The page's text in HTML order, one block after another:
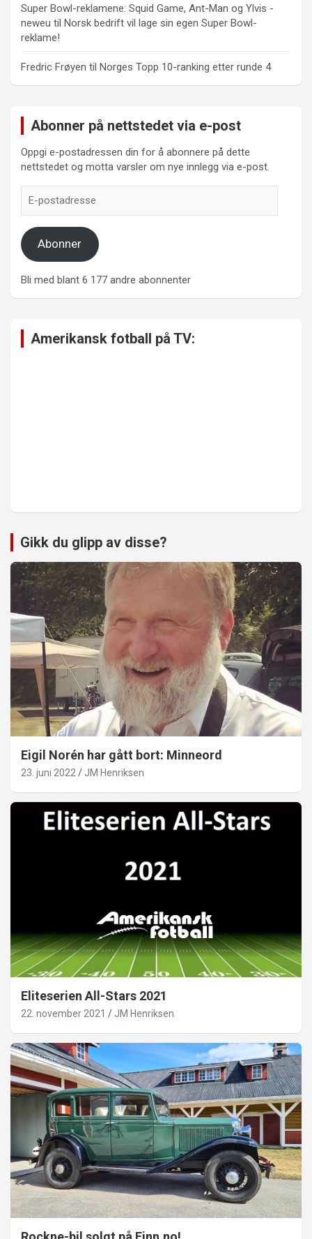
Super Bowl-reklamene: Squid Game, Ant-Man og Ylvis -
neweu til Norsk bedrift vil lage sin egen Super Bowl-
reklame!
Fredric Frøyen til Norges Topp 10-ranking etter runde 4
Abonner på nettstedet via e-post
Oppgi e-postadressen din for å abonnere på dette
nettstedet og motta varsler om nye innlegg via e-post.
postadresse
Abonner
Bli med blant 6 177 andre abonnenter
Amerikansk fotball på TV:
Gikk du glipp av disse?
Eigil Norén har gått bort: Minneord
23. juni 2022 JM Henriksen
Eliteserien All-Stars 2021
22. november 2021 JM Henriksen